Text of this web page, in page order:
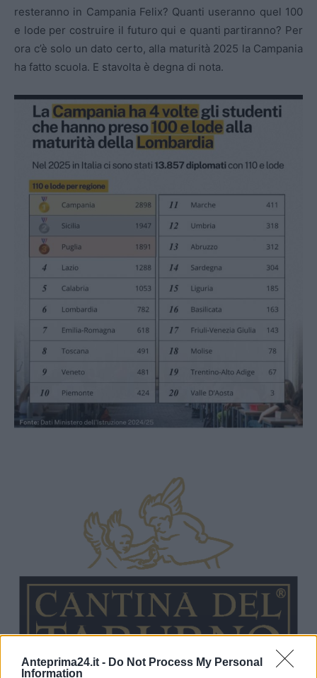
Anteprima24.it - Do Not Process My Personal
Information
resteranno in Campania Felix? Quanti useranno quel 100
e lode per costruire il futuro qui e quanti partiranno? Per
ora c’è solo un dato certo, alla maturità 2025 la Campania
ha fatto scuola. E stavolta è degna di nota.